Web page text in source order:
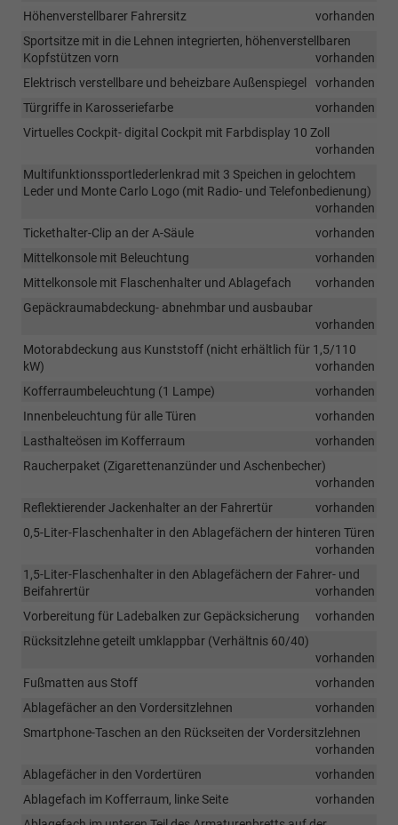
Höhenverstellbarer Fahrersitz
vorhanden
Sportsitze mit in die Lehnen integrierten, höhenverstellbaren
Kopfstützen vorn
vorhanden
Elektrisch verstellbare und beheizbare Außenspiegel
vorhanden
Türgriffe in Karosseriefarbe
vorhanden
Virtuelles Cockpit- digital Cockpit mit Farbdisplay 10 Zoll
vorhanden
Multifunktionssportlederlenkrad mit 3 Speichen in gelochtem
Leder und Monte Carlo Logo (mit Radio- und Telefonbedienung)
vorhanden
Tickethalter-Clip an der A-Säule
vorhanden
Mittelkonsole mit Beleuchtung
vorhanden
Mittelkonsole mit Flaschenhalter und Ablagefach
vorhanden
Gepäckraumabdeckung- abnehmbar und ausbaubar
vorhanden
Motorabdeckung aus Kunststoff (nicht erhältlich für 1,5/110
kW)
vorhanden
Kofferraumbeleuchtung (1 Lampe)
vorhanden
Innenbeleuchtung für alle Türen
vorhanden
Lasthalteösen im Kofferraum
vorhanden
Raucherpaket (Zigarettenanzünder und Aschenbecher)
vorhanden
Reflektierender Jackenhalter an der Fahrertür
vorhanden
0,5-Liter-Flaschenhalter in den Ablagefächern der hinteren Türen
vorhanden
1,5-Liter-Flaschenhalter in den Ablagefächern der Fahrer- und
Beifahrertür
vorhanden
Vorbereitung für Ladebalken zur Gepäcksicherung
vorhanden
Rücksitzlehne geteilt umklappbar (Verhältnis 60/40)
vorhanden
Fußmatten aus Stoff
vorhanden
Ablagefächer an den Vordersitzlehnen
vorhanden
Smartphone-Taschen an den Rückseiten der Vordersitzlehnen
vorhanden
Ablagefächer in den Vordertüren
vorhanden
Ablagefach im Kofferraum, linke Seite
vorhanden